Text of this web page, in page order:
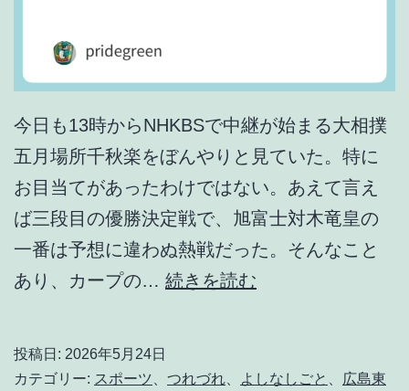
今日も13時からNHKBSで中継が始まる大相撲
五月場所千秋楽をぼんやりと見ていた。特に
お目当てがあったわけではない。あえて言え
ば三段目の優勝決定戦で、旭富士対木竜皇の
一番は予想に違わぬ熱戦だった。そんなこと
あり、カープの… 続きを読む
匂
投稿日: 2026年5月24日
カテゴリー: スポーツ つれづれ よしなしごと 広島東